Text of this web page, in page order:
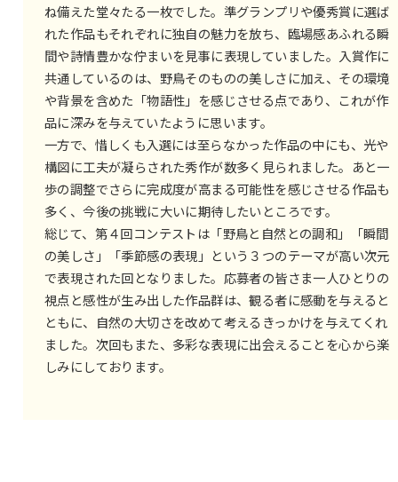
ね備えた堂々たる一枚でした。準グランプリや優秀賞に選ば
れた作品もそれぞれに独自の魅力を放ち、臨場感あふれる瞬
間や詩情豊かな佇まいを見事に表現していました。入賞作に
共通しているのは、野鳥そのものの美しさに加え、その環境
や背景を含めた「物語性」を感じさせる点であり、これが作
品に深みを与えていたように思います。
一方で、惜しくも入選には至らなかった作品の中にも、光や
構図に工夫が凝らされた秀作が数多く見られました。あと一
歩の調整でさらに完成度が高まる可能性を感じさせる作品も
多く、今後の挑戦に大いに期待したいところです。
総じて、第４回コンテストは「野鳥と自然との調和」「瞬間
の美しさ」「季節感の表現」という３つのテーマが高い次元
で表現された回となりました。応募者の皆さま一人ひとりの
視点と感性が生み出した作品群は、観る者に感動を与えると
ともに、自然の大切さを改めて考えるきっかけを与えてくれ
ました。次回もまた、多彩な表現に出会えることを心から楽
しみにしております。